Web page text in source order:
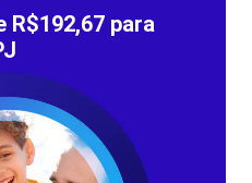
R$192,67 para